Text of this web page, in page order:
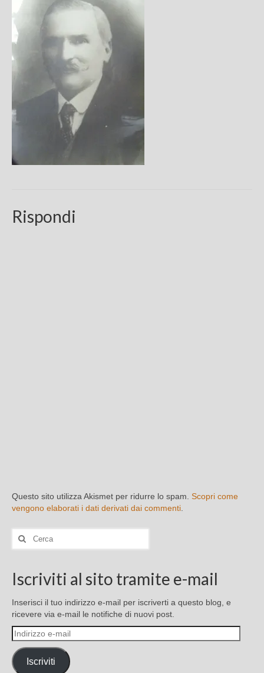
Chi sono
Rispondi
Questo sito utilizza Akismet per ridurre lo spam. Scopri come
vengono elaborati i dati derivati dai commenti
Cerca:
Iscriviti al sito tramite e-mail
Inserisci il tuo indirizzo e-mail per iscriverti a questo blog, e
ricevere via e-mail le notifiche di nuovi post.
Indirizzo
e-
mail
Iscriviti